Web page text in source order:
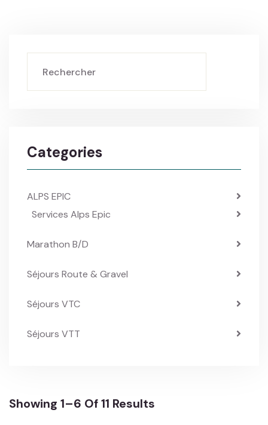
Categories
ALPS EPIC
Services Alps Epic
Marathon B/D
Séjours Route & Gravel
Séjours VTC
Séjours VTT
Showing 1–6 Of 11 Results